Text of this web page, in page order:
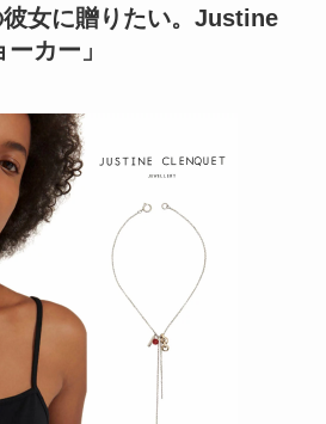
女に贈りたい。Justine
カー」